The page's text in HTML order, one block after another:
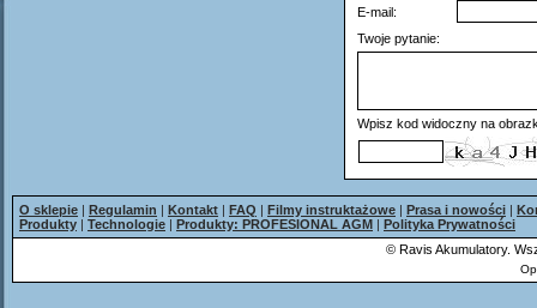
E-mail:
Twoje pytanie:
Wpisz kod widoczny na
O sklepie | Regulamin | Kontakt | FAQ | Filmy instruktażowe | Prasa i nowości |
Produkty | Technologie | Produkty: PROFESIONAL AGM | Polityka Prywatności
© Ravis Akumulatory.